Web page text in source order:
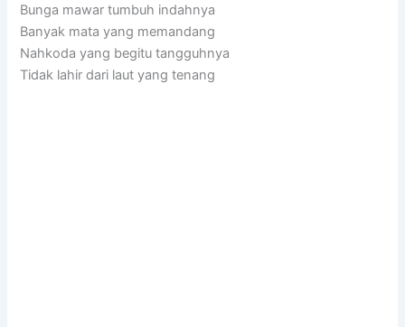
Bunga mawar tumbuh indahnya
Banyak mata yang memandang
Nahkoda yang begitu tangguhnya
Tidak lahir dari laut yang tenang